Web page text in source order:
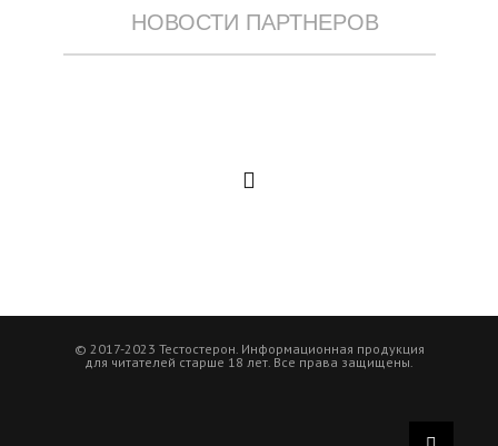
НОВОСТИ ПАРТНЕРОВ
© 2017-2023 Тестостерон. Информационная продукция
для читателей старше 18 лет. Все права защищены.